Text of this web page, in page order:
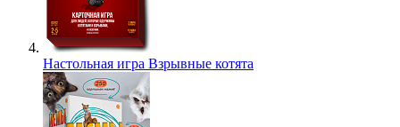
Настольная игра Взрывные котята